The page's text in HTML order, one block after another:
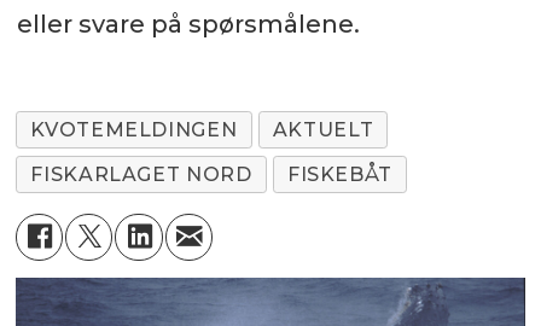
eller svare på spørsmålene.
KVOTEMELDINGEN
AKTUELT
FISKARLAGET NORD
FISKEBÅT